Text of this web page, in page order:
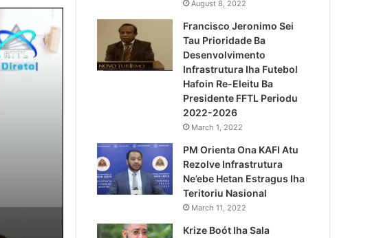
Lei Siberseguransa Ajuda
Kaptura Autór Kriminozu
Estranjeiru
August 8, 2022
Francisco Jeronimo Sei
Tau Prioridade Ba
Desenvolvimento
Infrastrutura Iha Futebol
Hafoin Re-Eleitu Ba
Presidente FFTL Periodu
2022-2026
March 1, 2022
PM Orienta Ona KAFI Atu
Rezolve Infrastrutura
Ne’ebe Hetan Estragus Iha
Teritoriu Nasional
March 11, 2022
Krize Boót Iha Sala